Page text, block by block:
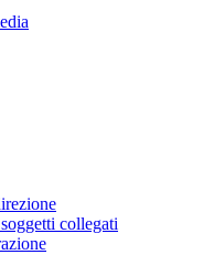
collegati